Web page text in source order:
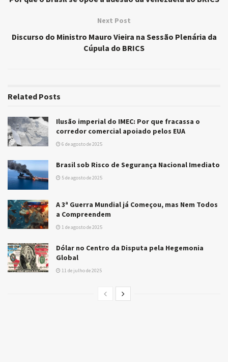
Next Post
Discurso do Ministro Mauro Vieira na Sessão Plenária da
Cúpula do BRICS
Related Posts
Ilusão imperial do IMEC: Por que fracassa o
corredor comercial apoiado pelos EUA
6 de agosto de 2025
Brasil sob Risco de Segurança Nacional Imediato
5 de agosto de 2025
A 3ª Guerra Mundial já Começou, mas Nem Todos
a Compreendem
1 de agosto de 2025
Dólar no Centro da Disputa pela Hegemonia
Global
11 de julho de 2025